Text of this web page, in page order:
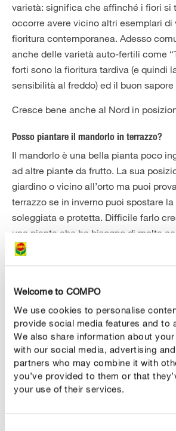
Welcome to COMPO
We use cookies to personalise
provide social media features and to
We also share information about
with our social media, advertising
partners who may combine it with
you’ve provided to them or that
your use of their services.
varietà: significa che affinché i fiori si
occorre avere vicino altri esemplari di
fioritura contemporanea. Adesso
anche delle varietà auto-fertili come
forti sono la fioritura tardiva (e quindi
sensibilità al freddo) ed il buon
Cresce bene anche al Nord in
Posso piantare il mandorlo in terrazzo?
Il mandorlo è una bella pianta poco
ad altre piante da frutto. La sua
giardino o vicino all’orto ma puoi
terrazzo se in inverno puoi spostare
soleggiata e protetta. Difficile farlo
una pianta che ha bisogno di molta
può ammalarsi più facilmente. Inoltre
la stagione estiva.